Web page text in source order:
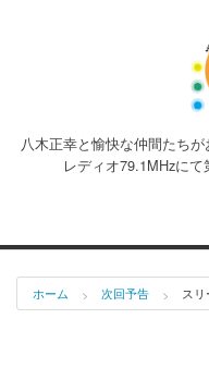
八木正幸と愉快な仲間たち
レディオ79.1MHzに
ホーム 次回予告 スリ